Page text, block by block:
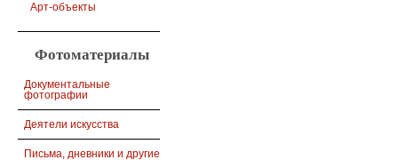
Арт-объекты
Фотоматериалы
Документальные
фотографии
Деятели искусства
Письма, дневники и другие